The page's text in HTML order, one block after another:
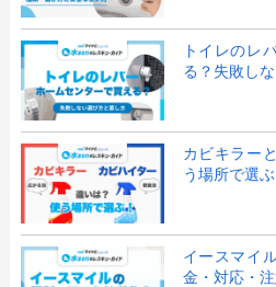
トイレのレ
る？失敗し
カビキラー
う場所で選ぶ
イースマイ
金・対応・